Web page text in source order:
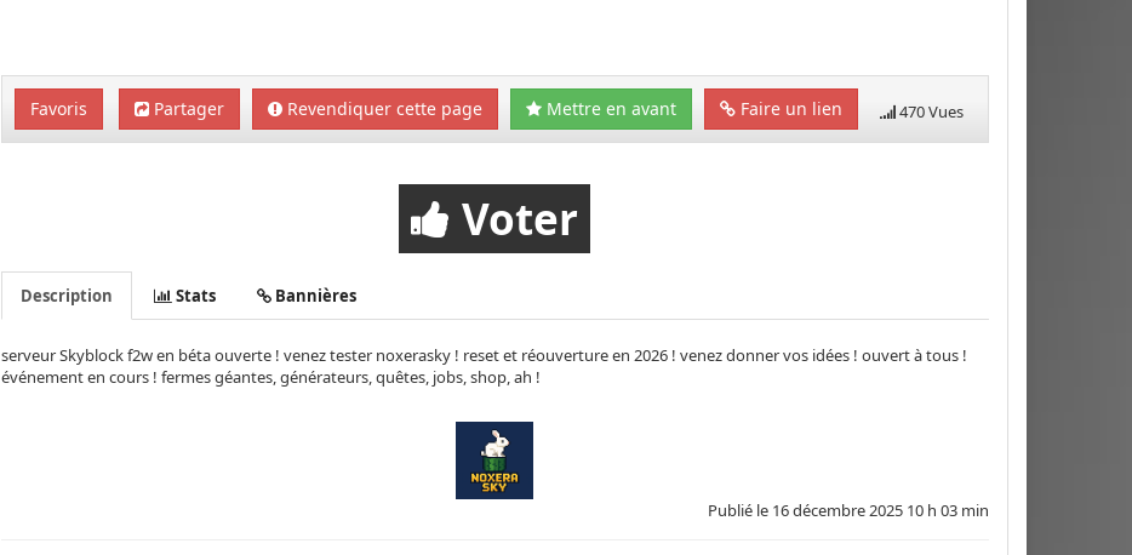
Favoris Partager Revendiquer cette page Mettre en avant Faire un lien 470 Vues
Voter
Description Stats Bannières
serveur Skyblock f2w en béta ouverte ! venez tester noxerasky ! reset et réouverture en 2026 ! venez donner vos idées ! ouvert à tous !
événement en cours ! fermes géantes, générateurs, quêtes, jobs, shop, ah !
Publié le 16 décembre 2025 10 h 03 min